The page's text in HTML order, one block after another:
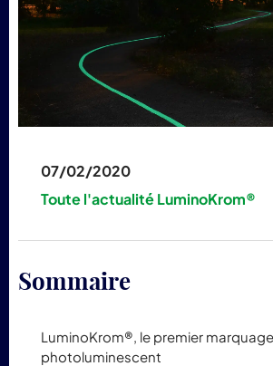
07/02/2020
Toute l'actualité LuminoKrom®
Sommaire
LuminoKrom®, le premier
photoluminescent